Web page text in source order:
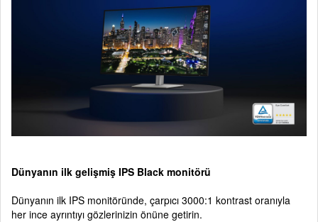
Dünyanın ilk gelişmiş IPS Black monitörü
Dünyanın ilk IPS monitöründe, çarpıcı 3000:1 kontrast oranıyla
her ince ayrıntıyı gözlerinizin önüne getirin.